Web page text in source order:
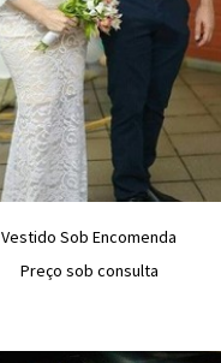
Vestido Sob Encomenda
Preço sob consulta